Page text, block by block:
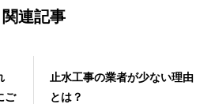
関連記事
ご
止水工事の業者が少ない理由
とは？